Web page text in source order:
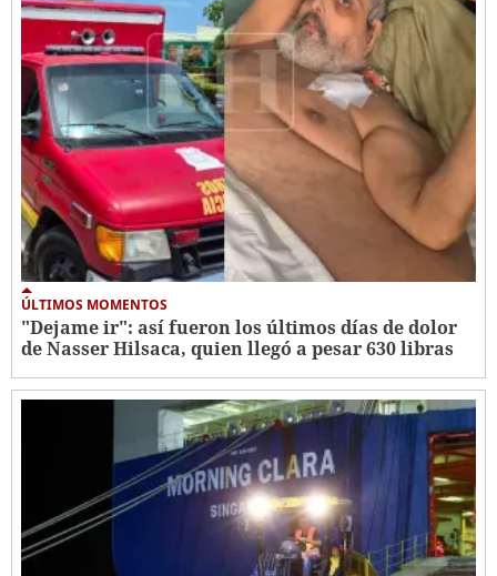
ÚLTIMOS MOMENTOS
"Dejame ir": así fueron los últimos días de dolor
de Nasser Hilsaca, quien llegó a pesar 630 libras